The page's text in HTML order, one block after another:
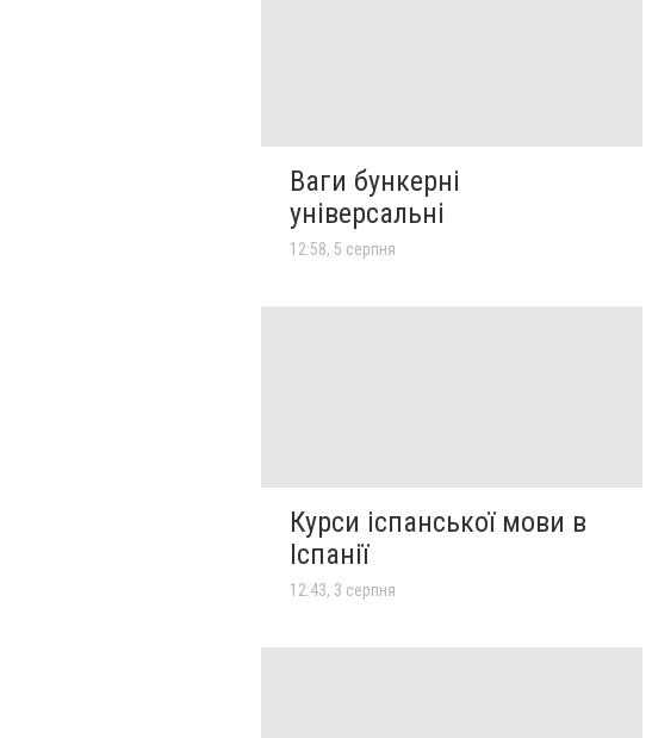
Ваги бункерні
універсальні
12:58, 5 серпня
Курси іспанської мови в
Іспанії
12:43, 3 серпня